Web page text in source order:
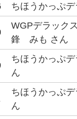
ちほうかっぷ
WGPデラック
鋒 みも さん
ちほうかっぷ
ん
ちほうかっぷ
ん